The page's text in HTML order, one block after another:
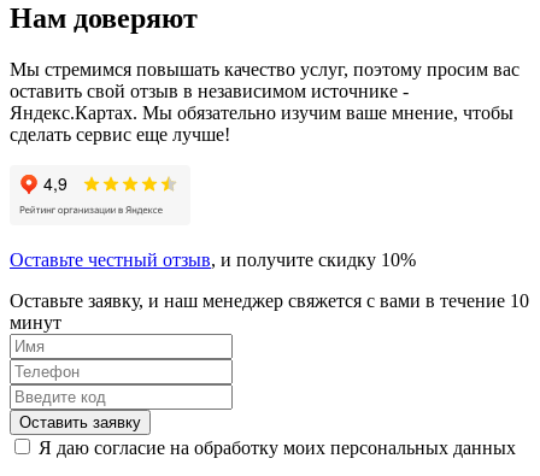
Нам доверяют
Мы стремимся повышать качество услуг, поэтому просим вас
оставить свой отзыв в независимом источнике -
Яндекс.Картах. Мы обязательно изучим ваше мнение, чтобы
сделать сервис еще лучше!
Оставьте честный отзыв, и получите скидку 10%
Оставьте заявку, и наш менеджер свяжется с вами в течение 10
минут
Оставить заявку
Я даю согласие на обработку моих персональных данных